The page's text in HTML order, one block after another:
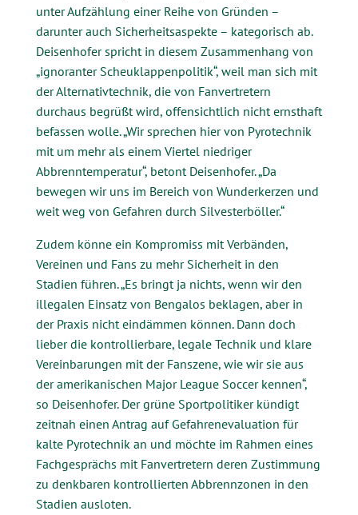
unter Aufzählung einer Reihe von Gründen –
darunter auch Sicherheitsaspekte – kategorisch ab.
Deisenhofer spricht in diesem Zusammenhang von
„ignoranter Scheuklappenpolitik“, weil man sich mit
der Alternativtechnik, die von Fanvertretern
durchaus begrüßt wird, offensichtlich nicht ernsthaft
befassen wolle. „Wir sprechen hier von Pyrotechnik
mit um mehr als einem Viertel niedriger
Abbrenntemperatur“, betont Deisenhofer. „Da
bewegen wir uns im Bereich von Wunderkerzen und
weit weg von Gefahren durch Silvesterböller.“
Zudem könne ein Kompromiss mit Verbänden,
Vereinen und Fans zu mehr Sicherheit in den
Stadien führen. „Es bringt ja nichts, wenn wir den
illegalen Einsatz von Bengalos beklagen, aber in
der Praxis nicht eindämmen können. Dann doch
lieber die kontrollierbare, legale Technik und klare
Vereinbarungen mit der Fanszene, wie wir sie aus
der amerikanischen Major League Soccer kennen“,
so Deisenhofer. Der grüne Sportpolitiker kündigt
zeitnah einen Antrag auf Gefahrenevaluation für
kalte Pyrotechnik an und möchte im Rahmen eines
Fachgesprächs mit Fanvertretern deren Zustimmung
zu denkbaren kontrollierten Abbrennzonen in den
Stadien ausloten.